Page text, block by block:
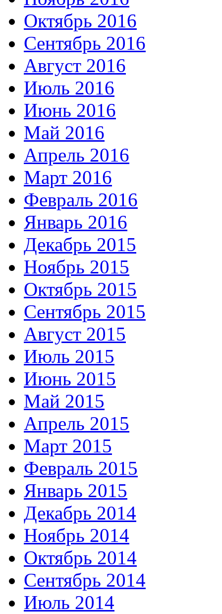
Октябрь 2016
Сентябрь 2016
Август 2016
Июль 2016
Июнь 2016
Май 2016
Апрель 2016
Март 2016
Февраль 2016
Январь 2016
Декабрь 2015
Ноябрь 2015
Октябрь 2015
Сентябрь 2015
Август 2015
Июль 2015
Июнь 2015
Май 2015
Апрель 2015
Март 2015
Февраль 2015
Январь 2015
Декабрь 2014
Ноябрь 2014
Октябрь 2014
Сентябрь 2014
Июль 2014